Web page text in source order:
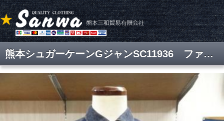
熊本シュガーケーンGジャンSC11936 ファーストタイプ デニムジャケット【品切れ中】